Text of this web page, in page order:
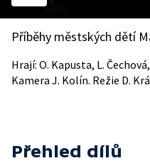
Příběhy městských dětí
Hrají: O. Kapusta, L.
Kamera J. Kolín. Režie D.
Přehled dílů